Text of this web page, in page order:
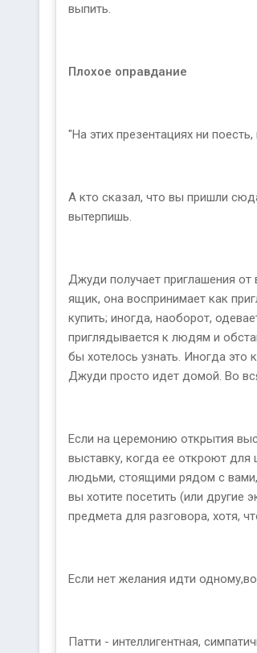
выпить.
Плохое оправдание
"На этих презентациях ни
А кто сказал, что вы пришли
вытерпишь.
Джуди получает приглашения
ящик, она воспринимает как
купить; иногда, наоборот,
приглядывается к людям и
бы хотелось узнать. Иногда это
Джуди просто идет домой. Во
Если на церемонию открытия
выставку, когда ее откроют
людьми, стоящими рядом с вами,
вы хотите посетить (или другие
предмета для разговора, хотя,
Если нет желания идти
Патти - интеллигентная,